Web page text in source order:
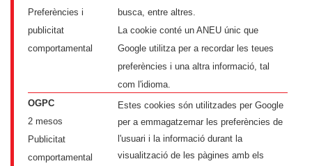
Preferències i
publicitat
comportamental
busca, entre altres.
La cookie conté un ANEU únic que
Google utilitza per a recordar les teues
preferències i una altra informació, tal
com l'idioma.
OGPC
2 mesos
Publicitat
comportamental
Estes cookies són utilitzades per Google
per a emmagatzemar les preferències de
l'usuari i la informació durant la
visualització de les pàgines amb els